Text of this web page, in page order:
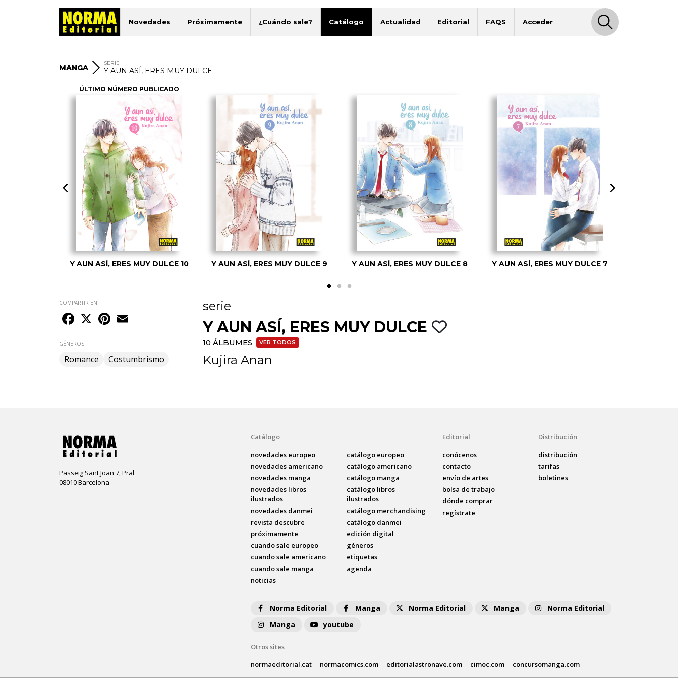
Novedades Próximamente ¿Cuándo sale? Catálogo Actualidad Editorial FAQS Acceder
MANGA
SERIE
Y AUN ASÍ, ERES MUY DULCE
ÚLTIMO NÚMERO PUBLICADO
Y AUN ASÍ, ERES MUY DULCE 10 Y AUN ASÍ, ERES MUY DULCE 9 Y AUN ASÍ, ERES MUY DULCE 8 Y AUN ASÍ, ERES MUY DULCE 7
COMPARTIR EN
Facebook
X Pinterest
GÉNEROS
Romance Costumbrismo
serie
Y AUN ASÍ, ERES MUY DULCE
10 ÁLBUMES VER TODOS
Kujira Anan
Passeig Sant Joan 7, Pral
08010 Barcelona
Catálogo
novedades europeo
novedades americano
novedades manga
novedades libros
ilustrados
novedades danmei
revista descubre
próximamente
cuando sale europeo
cuando sale americano
cuando sale manga
noticias
catálogo europeo
catálogo americano
catálogo manga
catálogo libros
ilustrados
catálogo merchandising
catálogo danmei
edición digital
géneros
etiquetas
agenda
Editorial
conócenos
contacto
envío de artes
bolsa de trabajo
dónde comprar
regístrate
Distribución
distribución
tarifas
boletines
Norma Editorial Manga Norma Editorial Manga
Norma Editorial
Manga
youtube
Otros sites
normaeditorial.cat
normacomics.com editorialastronave.com cimoc.com concursomanga.com